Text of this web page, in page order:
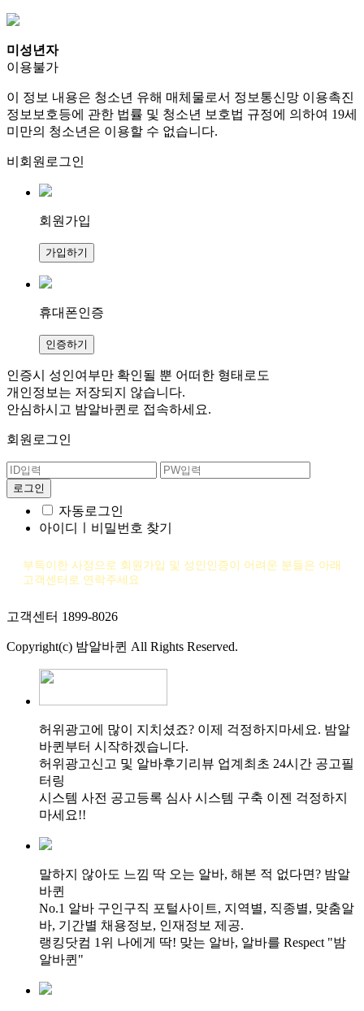
미성년자
이용불가
이 정보 내용은 청소년 유해 매체물로서 정보통신망 이용촉진
정보보호등에 관한 법률 및 청소년 보호법 규정에 의하여 19세
미만의 청소년은 이용할 수 없습니다.
비회원로그인
회원가입
가입하기
휴대폰인증
인증하기
인증시 성인여부만 확인될 뿐 어떠한 형태로도
개인정보는 저장되지 않습니다.
안심하시고 밤알바퀸로 접속하세요.
회원로그인
자동로그인
아이디ㅣ비밀번호 찾기
부득이한 사정으로 회원가입 및 성인인증이 어려운 분들은 아래
고객센터로 연락주세요
고객센터 1899-8026
Copyright(c) 밤알바퀸 All Rights Reserved.
허위광고에 많이 지치셨죠? 이제 걱정하지마세요. 밤알
바퀸부터 시작하겠습니다.
허위광고신고 및 알바후기리뷰 업계최초 24시간 공고필
터링
시스템 사전 공고등록 심사 시스템 구축 이젠 걱정하지
마세요!!
말하지 않아도 느낌 딱 오는 알바, 해본 적 없다면? 밤알
바퀸
No.1 알바 구인구직 포털사이트, 지역별, 직종별, 맞춤알
바, 기간별 채용정보, 인재정보 제공.
랭킹닷컴 1위 나에게 딱! 맞는 알바, 알바를 Respect "밤
알바퀸"